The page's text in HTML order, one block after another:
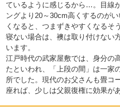
ているように感じるから…。目線
ングより20～30cm高くするのが
くなると、つまずきやすくなるそ
寝ない場合は、襖は取り付けない
います。
江戸時代の武家屋敷では、身分の
たといわれ、「上段の間」は一家
所でした。現代のお父さんも畳コ
座れば、少しは父親復権に効果が